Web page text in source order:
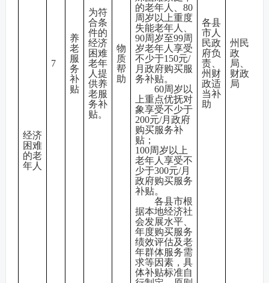
经济
困难
的老
年人
7
养
老
服
务
补
贴
为符
合条
件的
经济
困难
老年
人提
供养
老服
务补
贴。
物
质
帮
助
的老年人、80
周岁以上重度
失能老年人、
90周岁至99周
岁老年人享受
不少于150元/
月政府购买服
务补贴。
60周岁以
上重点优抚对
象享受不少于
200元/月政府
购买服务补
贴；
100周岁以上
老年人享受不
少于300元/月
政府购买服务
补贴。
各县市根
据本地经济社
会发展水平、
年度购买服务
绩效评估及老
年群体服务需
求等因素，具
体补贴标准自
各县
市人
民政
府负
责、
州财
政适
当补
助
州民
政
局、
财政
局